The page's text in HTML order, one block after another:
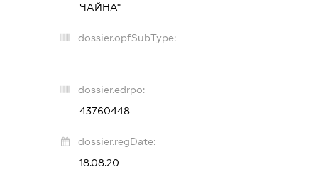
ЧАЙНА"
dossier.opfSubType:
-
dossier.edrpo:
43760448
dossier.regDate:
18.08.20